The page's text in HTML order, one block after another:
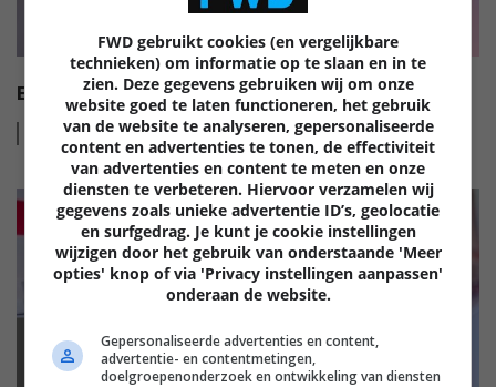
EISA HI-FI AWARDS 2022-2023
meer
FWD gebruikt cookies (en vergelijkbare
technieken) om informatie op te slaan en in te
zien. Deze gegevens gebruiken wij om onze
website goed te laten functioneren, het gebruik
van de website te analyseren, gepersonaliseerde
content en advertenties te tonen, de effectiviteit
van advertenties en content te meten en onze
diensten te verbeteren. Hiervoor verzamelen wij
gegevens zoals unieke advertentie ID’s, geolocatie
en surfgedrag. Je kunt je cookie instellingen
wijzigen door het gebruik van onderstaande 'Meer
opties' knop of via 'Privacy instellingen aanpassen'
onderaan de website.
Gepersonaliseerde advertenties en content,
advertentie- en contentmetingen,
doelgroepenonderzoek en ontwikkeling van diensten